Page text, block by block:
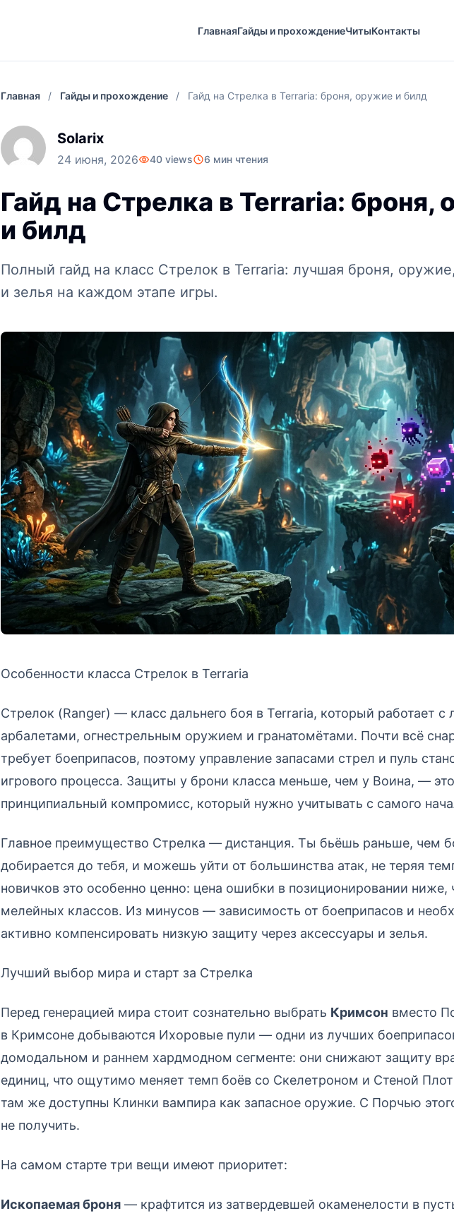
ГлавнаяГайды и прохождениеЧитыКонтакты
Главная / Гайды и прохождение / Гайд на Стрелка в Terraria: броня, оружие и билд
Solarix
24 июня, 2026 40 views 6 мин чтения
Гайд на Стрелка в Terraria: броня,
и билд
Полный гайд на класс Стрелок в Terraria: лучшая броня,
и зелья на каждом этапе игры.
Особенности класса Стрелок в Terraria
Стрелок (Ranger) — класс дальнего боя в Terraria, который работает с
арбалетами, огнестрельным оружием и гранатомётами. Почти всё
требует боеприпасов, поэтому управление запасами стрел и пуль
игрового процесса. Защиты у брони класса меньше, чем у Воина, — это
принципиальный компромисс, который нужно учитывать с самого
Главное преимущество Стрелка — дистанция. Ты бьёшь раньше, чем
добирается до тебя, и можешь уйти от большинства атак, не теряя
новичков это особенно ценно: цена ошибки в позиционировании ниже,
мелейных классов. Из минусов — зависимость от боеприпасов и
активно компенсировать низкую защиту через аксессуары и зелья.
Лучший выбор мира и старт за Стрелка
Перед генерацией мира стоит сознательно выбрать Кримсон вместо
в Кримсоне добываются Ихоровые пули — одни из лучших
домодальном и раннем хардмодном сегменте: они снижают защиту
единиц, что ощутимо меняет темп боёв со Скелетроном и Стеной
там же доступны Клинки вампира как запасное оружие. С Порчью
не получить.
На самом старте три вещи имеют приоритет:
Ископаемая броня — крафтится из затвердевшей окаменелости в